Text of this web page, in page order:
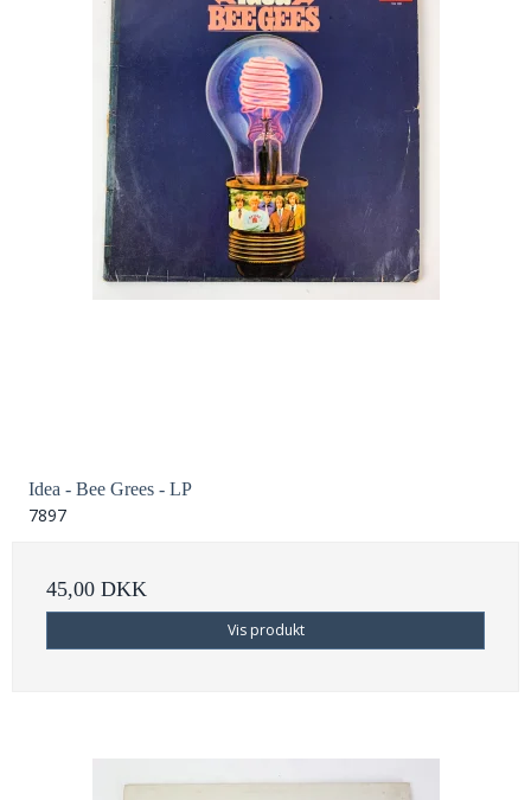
Idea - Bee Grees - LP
7897
45,00 DKK
Vis produkt